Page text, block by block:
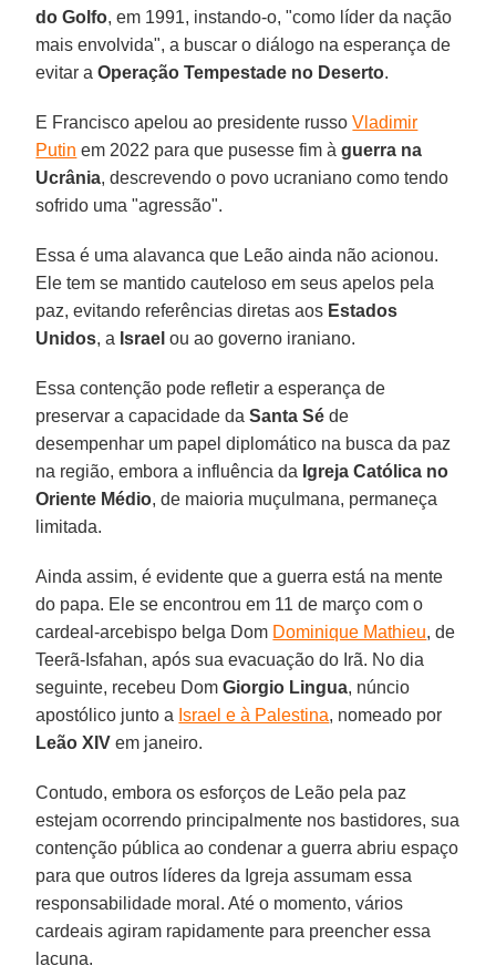
do Golfo, em 1991, instando-o, "como líder da nação
mais envolvida", a buscar o diálogo na esperança de
evitar aOperação Tempestade no Deserto.
E Francisco apelou ao presidente russoVladimir
Putin em 2022 para que pusesse fim àguerra na
Ucrânia, descrevendo o povo ucraniano como tendo
sofrido uma "agressão".
Essa é uma alavanca que Leão ainda não acionou.
Ele tem se mantido cauteloso em seus apelos pela
paz, evitando referências diretas aos Estados
Unidos, a Israel ou ao governo iraniano.
Essa contenção pode refletir a esperança de
preservar a capacidade daSanta Sé de
desempenhar um papel diplomático na busca da paz
na região, embora a influência da Igreja Católica no
Oriente Médio, de maioria muçulmana, permaneça
limitada.
Ainda assim, é evidente que a guerra está na mente
do papa. Ele se encontrou em 11 de março com o
cardeal-arcebispo belga Dom Dominique Mathieu, de
Teerã-Isfahan, após sua evacuação do Irã. No dia
seguinte, recebeu DomGiorgio Lingua, núncio
apostólico junto a Israel e à Palestina, nomeado por
Leão XIV em janeiro.
Contudo, embora os esforços de Leão pela paz
estejam ocorrendo principalmente nos bastidores, sua
contenção pública ao condenar a guerra abriu espaço
para que outros líderes da Igreja assumam essa
responsabilidade moral. Até o momento, vários
cardeais agiram rapidamente para preencher essa
lacuna.